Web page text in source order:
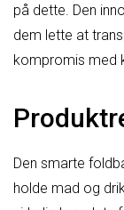
på dette. Den
dem lette at
kompromis med
Den smarte
holde mad og